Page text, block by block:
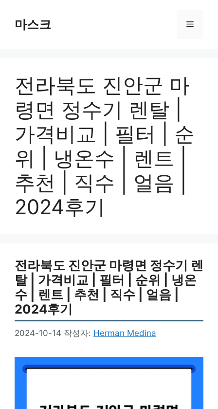
마스크 메
전라북도 진안군 마
령면 정수기 렌탈 |
가격비교 | 필터 | 순
위 | 냉온수 | 렌트 |
추천 | 직수 | 얼음 |
2024후기
전라북도 진안군 마령면 정수기 렌
탈 | 가격비교 | 필터 | 순위 | 냉온
수 | 렌트 | 추천 | 직수 | 얼음 |
2024후기
2024-10-14 작성자: Herman Medina